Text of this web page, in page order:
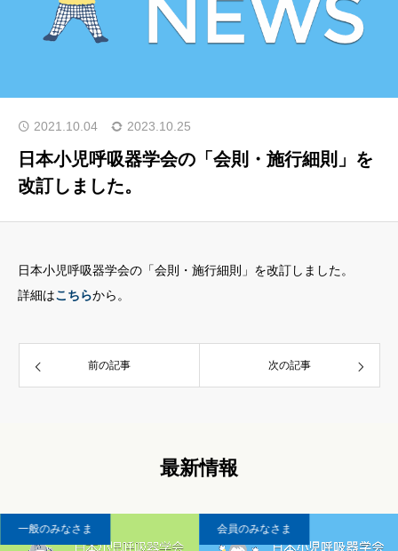
2021.10.04 2023.10.25
日本小児呼吸器学会の「会則・施行細則」を
改訂しました。
日本小児呼吸器学会の「会則・施行細則」を改訂しました。
詳細はこちらから。
前の記事 次の記事
最新情報
一般のみなさま 会員のみなさま
学術集会
お問い合わせ
お知らせ
学会について
学会発行物
学術集会
このサイトについて
サイトマップ